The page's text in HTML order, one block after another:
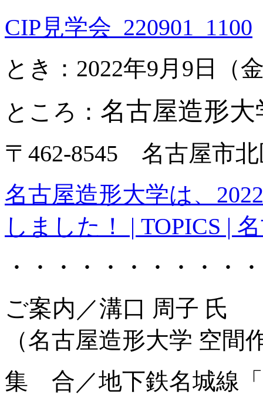
CIP見学会_220901_1100
とき：2022年9月9日（
ところ： 名古屋造形大
〒462-8545 名古屋市
名古屋造形大学は、
しました！ | TOPICS |
・・・・・・・・・・
ご案内／溝口 周子 氏
（名古屋造形大学 空間
集 合／地下鉄名城線